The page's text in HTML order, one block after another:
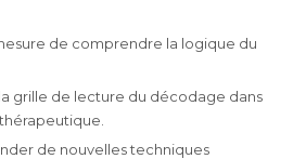
de comprendre la logique du
grille de lecture du décodage dans
de nouvelles techniques